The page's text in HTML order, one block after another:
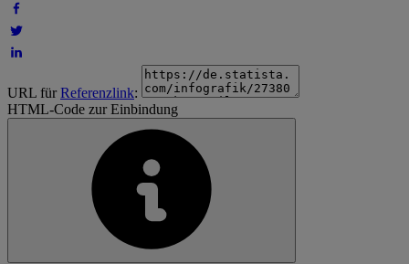
URL fürReferenzlink:
HTML-Code zur Einbindung